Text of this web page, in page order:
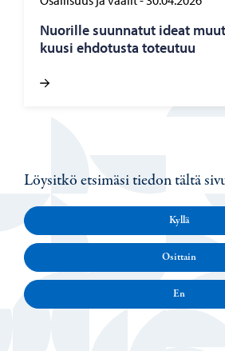
Nuo­ril­le suun­na­tut ideat
kuusi eh­do­tus­ta to­teu­tuu
Löysitkö etsimäsi tiedon tältä
Kyllä
Osittain
En